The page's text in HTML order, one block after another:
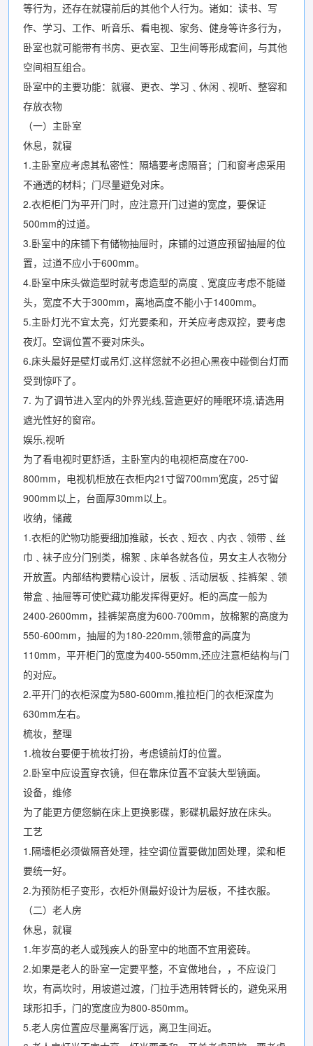
等行为，还存在就寝前后的其他个人行为。诸如：读书、写
作、学习、工作、听音乐、看电视、家务、健身等许多行为，
卧室也就可能带有书房、更衣室、卫生间等形成套间，与其他
空间相互组合。
卧室中的主要功能：就寝、更衣、学习﹑休闲﹑视听、整容和
存放衣物
（一）主卧室
休息，就寝
1.主卧室应考虑其私密性：隔墙要考虑隔音；门和窗考虑采用
不通透的材料；门尽量避免对床。
2.衣柜柜门为平开门时，应注意开门过道的宽度，要保证
500mm的过道。
3.卧室中的床铺下有储物抽屉时，床铺的过道应预留抽屉的位
置，过道不应小于600mm。
4.卧室中床头做造型时就考虑造型的高度﹑宽度应考虑不能碰
头，宽度不大于300mm，离地高度不能小于1400mm。
5.主卧灯光不宜太亮，灯光要柔和，开关应考虑双控，要考虑
夜灯。空调位置不要对床头。
6.床头最好是壁灯或吊灯,这样您就不必担心黑夜中碰倒台灯而
受到惊吓了。
7. 为了调节进入室内的外界光线,营造更好的睡眠环境,请选用
遮光性好的窗帘。
娱乐,视听
为了看电视时更舒适，主卧室内的电视柜高度在700-
800mm，电视机柜放在衣柜内21寸留700mm宽度，25寸留
900mm以上，台面厚30mm以上。
收纳，储藏
1.衣柜的贮物功能要细加推敲，长衣﹑短衣﹑内衣﹑领带﹑丝
巾﹑袜子应分门别类，棉絮﹑床单各就各位，男女主人衣物分
开放置。内部结构要精心设计，层板﹑活动层板﹑挂裤架﹑领
带盒﹑抽屉等可使贮藏功能发挥得更好。柜的高度一般为
2400-2600mm，挂裤架高度为600-700mm，放棉絮的高度为
550-600mm，抽屉的为180-220mm,领带盒的高度为
110mm，平开柜门的宽度为400-550mm,还应注意柜结构与门
的对应。
2.平开门的衣柜深度为580-600mm,推拉柜门的衣柜深度为
630mm左右。
梳妆，整理
1.梳妆台要便于梳妆打扮，考虑镜前灯的位置。
2.卧室中应设置穿衣镜，但在靠床位置不宜装大型镜面。
设备，维修
为了能更方便您躺在床上更换影碟，影碟机最好放在床头。
工艺
1.隔墙柜必须做隔音处理，挂空调位置要做加固处理，梁和柜
要统一好。
2.为预防柜子变形，衣柜外侧最好设计为层板，不挂衣服。
（二）老人房
休息，就寝
1.年岁高的老人或残疾人的卧室中的地面不宜用瓷砖。
2.如果是老人的卧室一定要平整，不宜做地台，，不应设门
坎，有高坎时，用坡道过渡，门拉手选用转臂长的，避免采用
球形扣手，门的宽度应为800-850mm。
5.老人房位置应尽量离客厅远，离卫生间近。